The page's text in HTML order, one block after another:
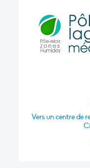
Vers un centre de